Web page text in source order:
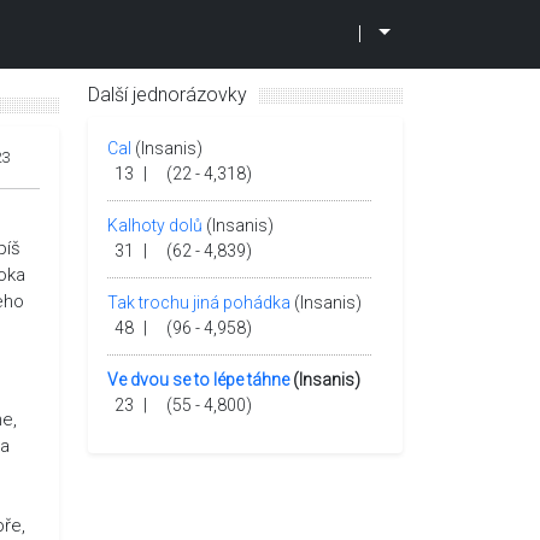
Další jednorázovky
Cal (Insanis)
13
(22 - 4,318)
Kalhoty dolů (Insanis)
31
(62 - 4,839)
Tak trochu jiná pohádka (Insanis)
48
(96 - 4,958)
Ve dvou se to lépe táhne(Insanis)
23
(55 - 4,800)